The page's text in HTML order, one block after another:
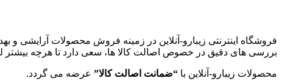
فروشگاه اینترنتی زیبارو-آنلاین در زمینه فروش محصولات آرایشی و
بررسی های دقیق در خصوص اصالت کالا ها، سعی دارد تا هرچه بیشتر
محصولات زیبارو-آنلاین با “ضمانت اصالت کالا” عرضه می گردد.